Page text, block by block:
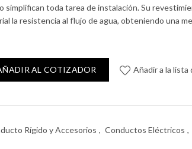
simplifican toda tarea de instalación. Su
la resistencia al flujo de agua, obteniendo una
16mm con Copa (205) blanco cantidad
AL COTIZADOR Añadir a la lista
Rígido y Accesorios , Conductos Eléctricos ,